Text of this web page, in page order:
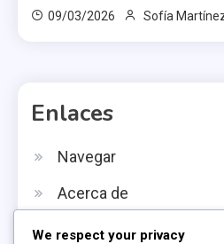
09/03/2026 Sofía
Enlaces
Navegar
Acerca de
Contáctanos
We respect your privacy